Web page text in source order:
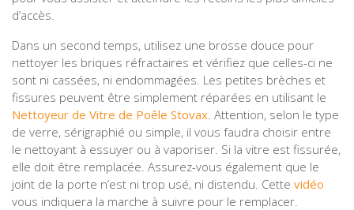
d’accès.
Dans un second temps, utilisez une brosse douce pour
nettoyer les briques réfractaires et vérifiez que celles-ci ne
sont ni cassées, ni endommagées. Les petites brèches et
fissures peuvent être simplement réparées en utilisant le
Nettoyeur de Vitre de Poêle Stovax . Attention, selon le type
de verre, sérigraphié ou simple, il vous faudra choisir entre
le nettoyant à essuyer ou à vaporiser. Si la vitre est fissurée,
elle doit être remplacée. Assurez-vous également que le
joint de la porte n’est ni trop usé, ni distendu. Cette vidéo
vous indiquera la marche à suivre pour le remplacer.